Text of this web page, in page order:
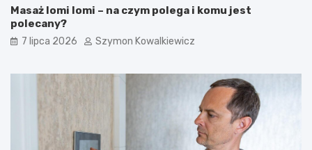
Masaż lomi lomi – na czym polega i komu jest
polecany?
7 lipca 2026 Szymon Kowalkiewicz